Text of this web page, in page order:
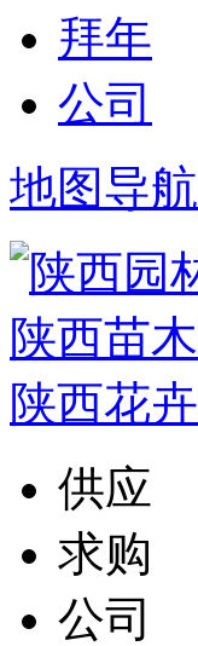
拜年
公司
地图导航
供应
求购
公司